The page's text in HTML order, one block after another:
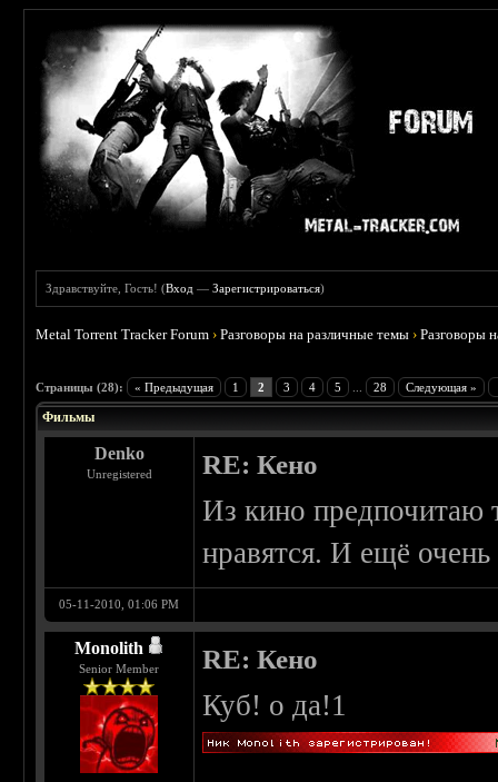
Здравствуйте, Гость! (Вход —Зарегистрироваться)
Metal Torrent Tracker Forum ›Разговоры на различные темы ›Разговоры
Страницы (28): « Предыдущая 1 2 3 4 5 28 Следующая »
Фильмы
Denko
Unregistered RE: Кено
Из кино
нравятся. И ещё
05-11-2010, 01:06 PM
Monolith
Senior Member RE: Кено
Куб! о да!1